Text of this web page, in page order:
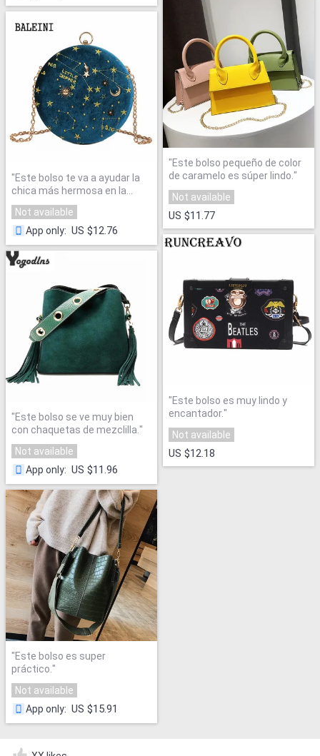
"Este bolso te va a ayudar la
chica más hermosa en la
fiesta."
Not available
App only: US $12.76
"Este bolso se ve muy bien
con chaquetas de mezclilla. "
Not available
App only: US $11.96
"Este bolso es super
práctico. "
Not available
App only: US $15.91
"Este bolso pequeño de color
de caramelo es súper lindo. "
Not available
US $11.77
"Este bolso es muy lindo y
encantador."
Not available
US $12.18